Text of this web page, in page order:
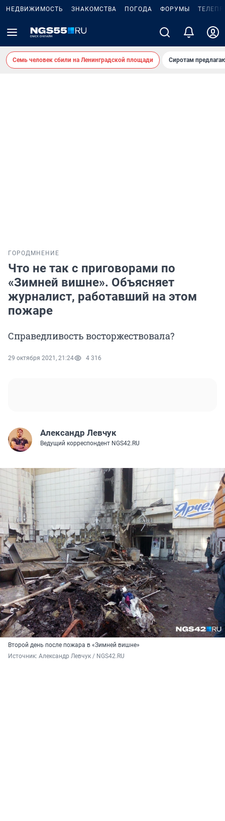
НЕДВИЖИМОСТЬ ЗНАКОМСТВА ПОГОДА ФОРУМЫ
Семь человек сбили на Ленинградской площади Сиротам
ГОРОД МНЕНИЕ
Что не так с приговорами по
«Зимней вишне». Объясняет
журналист, работавший на этом
пожаре
Справедливость восторжествовала?
29 октября 2021, 21:24 4 316
Александр Левчук
Ведущий корреспондент NGS42.RU
Второй день после пожара в «Зимней вишне»
Источник: Александр Левчук / NGS42.RU